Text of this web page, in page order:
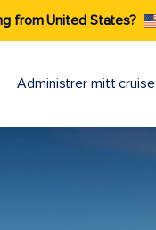
from United States?
Administrer mitt cruise